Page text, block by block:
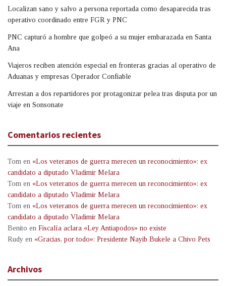
Localizan sano y salvo a persona reportada como desaparecida tras
operativo coordinado entre FGR y PNC
PNC capturó a hombre que golpeó a su mujer embarazada en Santa
Ana
Viajeros reciben atención especial en fronteras gracias al operativo de
Aduanas y empresas Operador Confiable
Arrestan a dos repartidores por protagonizar pelea tras disputa por un
viaje en Sonsonate
Comentarios recientes
Tom en «Los veteranos de guerra merecen un reconocimiento»: ex
candidato a diputado Vladimir Melara
Tom en «Los veteranos de guerra merecen un reconocimiento»: ex
candidato a diputado Vladimir Melara
Tom en «Los veteranos de guerra merecen un reconocimiento»: ex
candidato a diputado Vladimir Melara
Benito en Fiscalía aclara «Ley Antiapodos» no existe
Rudy en «Gracias, por todo»: Presidente Nayib Bukele a Chivo Pets
Archivos